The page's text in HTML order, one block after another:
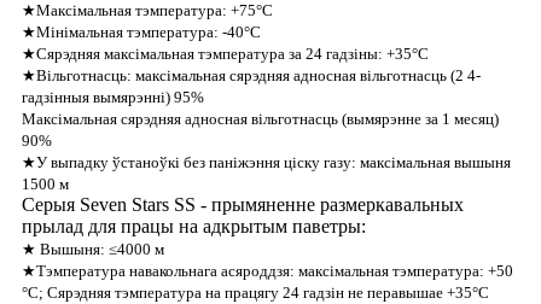
★Максімальная тэмпература: +75°C
★Мінімальная тэмпература: -40°C
★Сярэдняя максімальная тэмпература за 24 гадзіны: +35°C
★Вільготнасць: максімальная сярэдняя адносная вільготнасць (2 4-
гадзінныя вымярэнні) 95%
Максімальная сярэдняя адносная вільготнасць (вымярэнне за 1 месяц)
90%
★У выпадку ўстаноўкі без паніжэння ціску газу: максімальная вышыня
1500 м
Серыя Seven Stars SS - прымяненне размеркавальных
прылад для працы на адкрытым паветры:
★ Вышыня: ≤4000 м
★Тэмпература навакольнага асяроддзя: максімальная тэмпература: +50
°C; Сярэдняя тэмпература на працягу 24 гадзін не перавышае +35°C